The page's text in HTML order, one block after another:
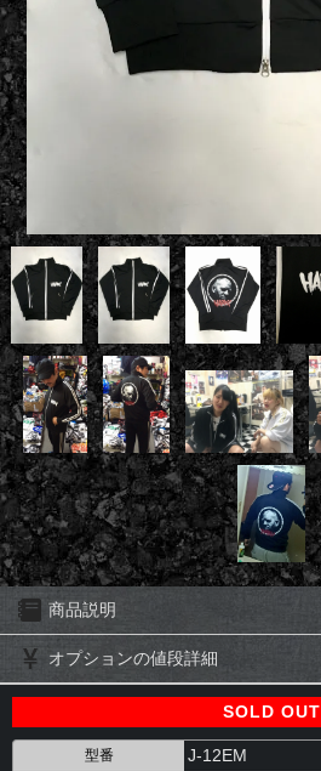
商品説明
オプションの値段詳細
SOLD OUT
型番 J-12EM